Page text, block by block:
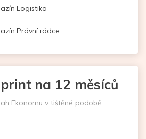
Logistika
Právní rádce
na 12 měsíců
Ekonomu v tištěné podobě.